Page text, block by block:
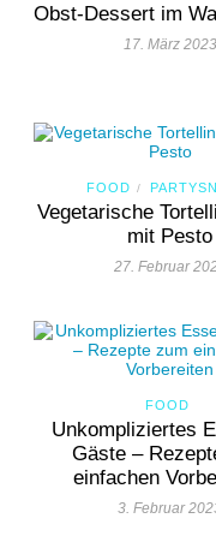
Obst-Dessert im
17. März 2023
FOOD /
Vegetarische
mit Pesto
27. Februar
FOOD
Unkompliziertes
Gäste –
einfachen
3. Februar